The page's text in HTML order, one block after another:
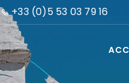
+33 (0)5 53 03 79 16